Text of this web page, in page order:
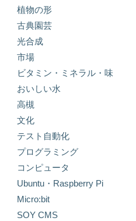
植物の形
古典園芸
光合成
市場
ビタミン・ミネラル・味
おいしい水
高槻
文化
テスト自動化
プログラミング
コンピュータ
Ubuntu・Raspberry Pi
Micro:bit
SOY CMS